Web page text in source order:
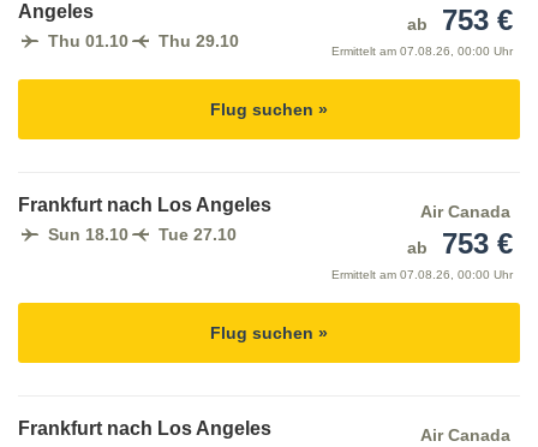
Angeles
Thu 01.10 Thu 29.10
ab
753 €
Ermittelt am 07.08.26, 00:00 Uhr
Flug suchen »
Frankfurt nach Los Angeles
Sun 18.10 Tue 27.10
Air Canada
ab
753 €
Ermittelt am 07.08.26, 00:00 Uhr
Flug suchen »
Frankfurt nach Los Angeles
Air Canada